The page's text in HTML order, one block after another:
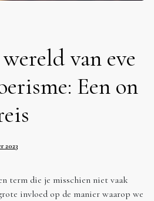
van eve
Een on
2023
term die je misschien niet vaak
invloed op de manier waarop we